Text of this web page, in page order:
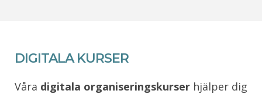
DIGITALA KURSER
Våra digitala organiseringskurser hjälper dig